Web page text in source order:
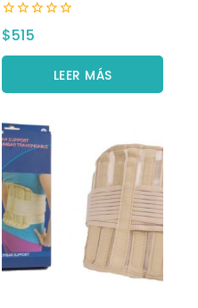
0
fuera
de
$515
LEER MÁS